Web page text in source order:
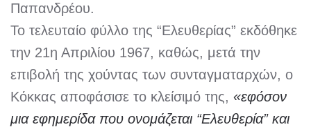
Παπανδρέου.
Το τελευταίο φύλλο της “Ελευθερίας” εκδόθηκε
την 21η Απριλίου 1967, καθώς, μετά την
επιβολή της χούντας των συνταγματαρχών, ο
Κόκκας αποφάσισε το κλείσιμό της, «εφόσον
μια εφημερίδα που ονομάζεται “Ελευθερία” και